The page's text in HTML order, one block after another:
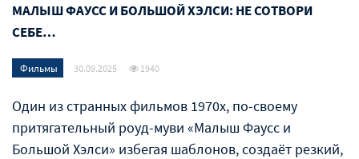
МАЛЫШ ФАУСС И БОЛЬШОЙ ХЭЛСИ: НЕ СОТВОРИ
СЕБЕ…
Фильмы 30.09.2025 1940
Один из странных фильмов 1970х, по-своему
притягательный роуд-муви «Малыш Фаусс и
Большой Хэлси» избегая шаблонов, создаёт резкий,